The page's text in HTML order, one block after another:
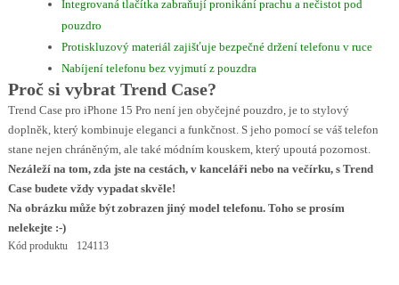
Integrovaná tlačítka zabraňují pronikání prachu a nečistot pod
pouzdro
Protiskluzový materiál zajišťuje bezpečné držení telefonu v ruce
Nabíjení telefonu bez vyjmutí z pouzdra
Proč si vybrat Trend Case?
Trend Case pro iPhone 15 Pro není jen obyčejné pouzdro, je to stylový
doplněk, který kombinuje eleganci a funkčnost. S jeho pomocí se váš telefon
stane nejen chráněným, ale také módním kouskem, který upoutá pozornost.
Nezáleží na tom, zda jste na cestách, v kanceláři nebo na večírku, s Trend
Case budete vždy vypadat skvěle!
Na obrázku může být zobrazen jiný model telefonu. Toho se prosím
nelekejte :-)
Kód produktu 124113